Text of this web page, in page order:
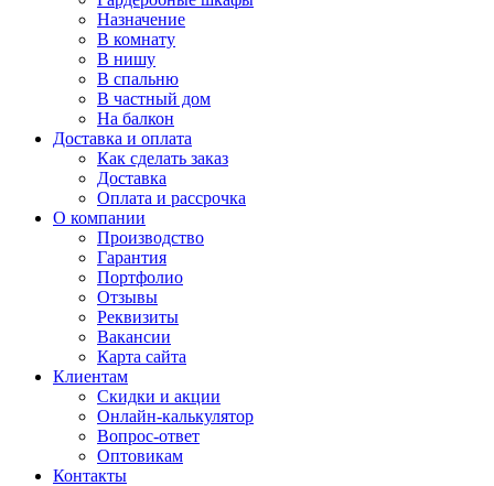
Назначение
В комнату
В нишу
В спальню
В частный дом
На балкон
Доставка и оплата
Как сделать заказ
Доставка
Оплата и рассрочка
О компании
Производство
Гарантия
Портфолио
Отзывы
Реквизиты
Вакансии
Карта сайта
Клиентам
Скидки и акции
Онлайн-калькулятор
Вопрос-ответ
Оптовикам
Контакты